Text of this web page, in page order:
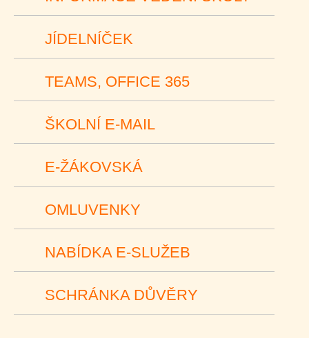
JÍDELNÍČEK
TEAMS, OFFICE 365
ŠKOLNÍ E-MAIL
E-ŽÁKOVSKÁ
OMLUVENKY
NABÍDKA E-SLUŽEB
SCHRÁNKA DŮVĚRY